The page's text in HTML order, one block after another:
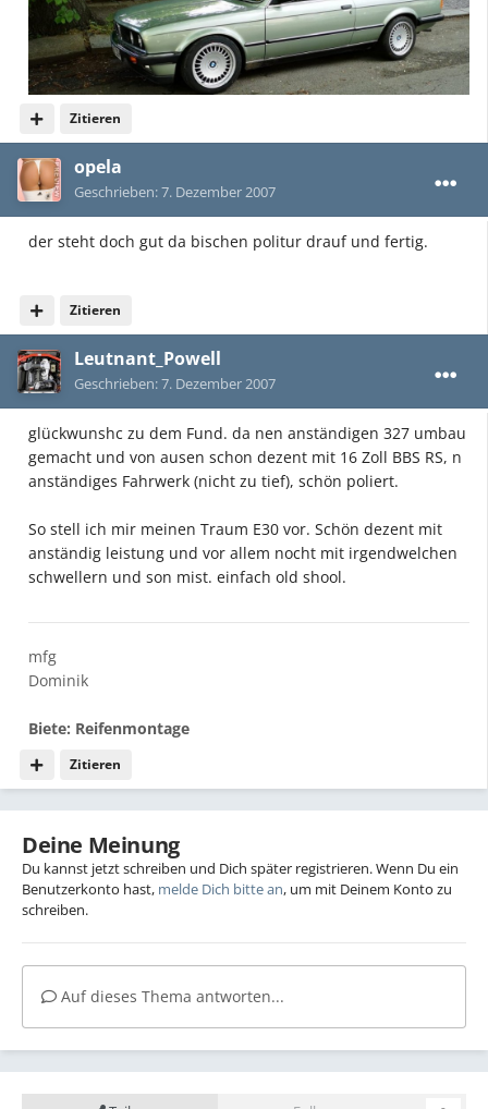
Zitieren
opela
Geschrieben:7. Dezember 2007
der steht doch gut da bischen politur drauf und fertig.
Zitieren
Leutnant_Powell
Geschrieben:7. Dezember 2007
glückwunshc zu dem Fund. da nen anständigen 327 umbau
gemacht und von ausen schon dezent mit 16 Zoll BBS RS, n
anständiges Fahrwerk (nicht zu tief), schön poliert.
So stell ich mir meinen Traum E30 vor. Schön dezent mit
anständig leistung und vor allem nocht mit irgendwelchen
schwellern und son mist. einfach old shool.
Zitieren
mfg
Dominik
Biete: Reifenmontage
Deine Meinung
Du kannst jetzt schreiben und Dich später registrieren. Wenn Du ein
Benutzerkonto hast, melde Dich bitte an, um mit Deinem Konto zu
schreiben.
Auf dieses Thema antworten...